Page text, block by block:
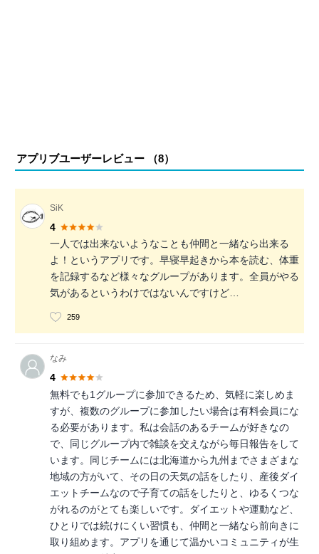
アプリブユーザーレビュー （8）
SiK
4
一人では出来ないようなことも仲間と一緒なら出来る
よ！というアプリです。早寝早起きから本を読む、体重
を記録するなど様々なグループがあります。全員がやる
気があるというわけではないんですけど…
259
なみ
4
無料でも1グループに参加できるため、気軽に楽しめま
すが、複数のグループに参加したい場合は有料会員にな
る必要があります。私は会話のあるチームが好きなの
で、同じグループ内で雑談を交えながら毎日報告をして
います。同じチームには北海道から九州までさまざまな
地域の方がいて、その日の天気の話をしたり、産後ダイ
エットチームなので子育ての話をしたりと、ゆるくつな
がれるのがとても楽しいです。ダイエットや運動など、
ひとりでは続けにくい習慣も、仲間と一緒なら前向きに
取り組めます。アプリを通じて温かいコミュニティが生